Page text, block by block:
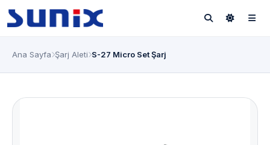
Ana Sayfa Şarj Aleti S-27 Micro Set Şarj